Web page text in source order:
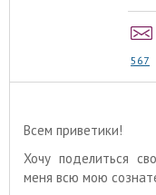
567
Всем приветики!
Хочу поделиться
меня всю мою